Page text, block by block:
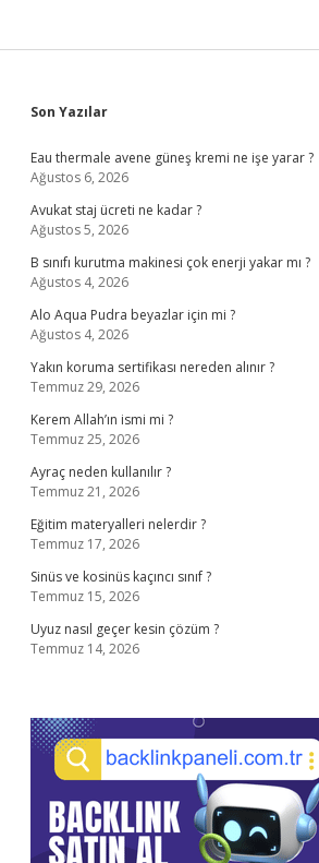
Sidebar
Son Yazılar
Eau thermale avene güneş kremi ne işe yarar ?
Ağustos 6, 2026
Avukat staj ücreti ne kadar ?
Ağustos 5, 2026
B sınıfı kurutma makinesi çok enerji yakar mı ?
Ağustos 4, 2026
Alo Aqua Pudra beyazlar için mi ?
Ağustos 4, 2026
Yakın koruma sertifikası nereden alınır ?
Temmuz 29, 2026
Kerem Allah’ın ismi mi ?
Temmuz 25, 2026
Ayraç neden kullanılır ?
Temmuz 21, 2026
Eğitim materyalleri nelerdir ?
Temmuz 17, 2026
Sinüs ve kosinüs kaçıncı sınıf ?
Temmuz 15, 2026
Uyuz nasıl geçer kesin çözüm ?
Temmuz 14, 2026